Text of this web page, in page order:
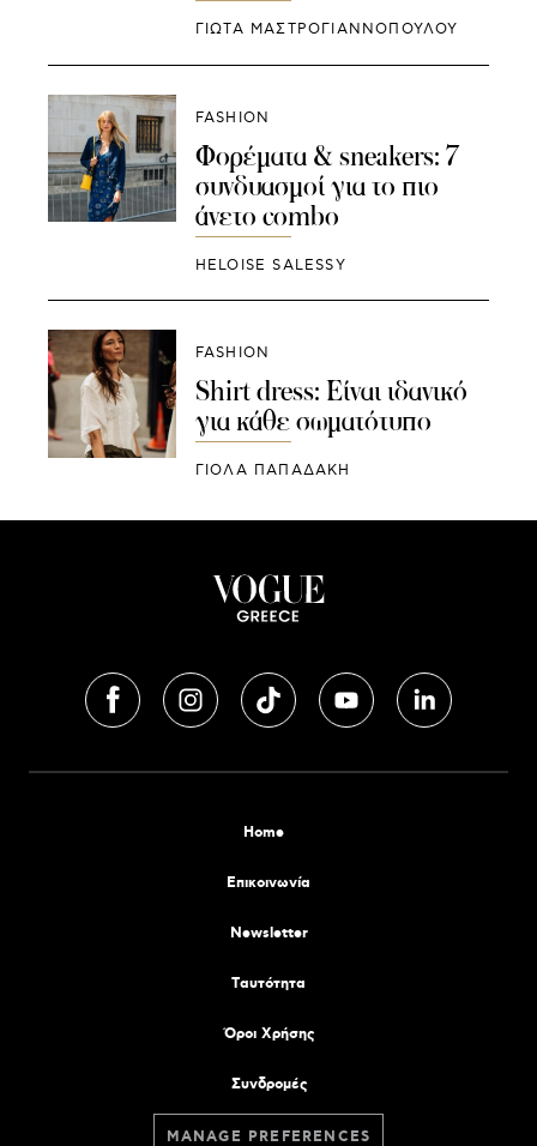
ΓΙΩΤΑ ΜΑΣΤΡΟΓΙΑΝΝΟΠΟΥΛΟΥ
FASHION
Φορέματα & sneakers: 7
συνδυασμοί για το πιο
άνετο combo
HELOISE SALESSY
FASHION
Shirt dress: Είναι ιδανικό
για κάθε σωματότυπο
ΓΙΌΛΑ ΠΑΠΑΔΆΚΗ
Home
Επικοινωνία
Newsletter
Tαυτότητα
Όροι Χρήσης
Συνδρομές
MANAGE PREFERENCES